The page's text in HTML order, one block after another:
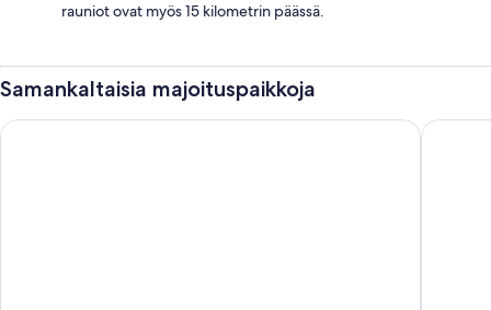
rauniot ovat myös 15 kilometrin päässä.
Samankaltaisia majoituspaikkoja
Les Hauts de Beauval Les